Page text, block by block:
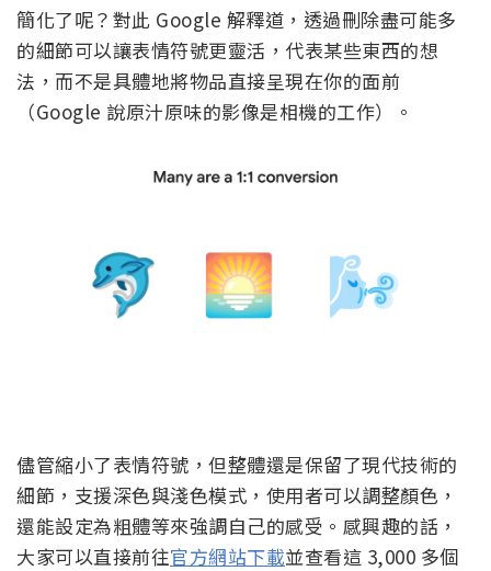
簡化了呢？對此 Google 解釋道，透過刪除盡可能多
的細節可以讓表情符號更靈活，代表某些東西的想
法，而不是具體地將物品直接呈現在你的面前
（Google 說原汁原味的影像是相機的工作）。
儘管縮小了表情符號，但整體還是保留了現代技術的
細節，支援深色與淺色模式，使用者可以調整顏色，
還能設定為粗體等來強調自己的感受。感興趣的話，
大家可以直接前往官方網站下載並查看這 3,000 多個